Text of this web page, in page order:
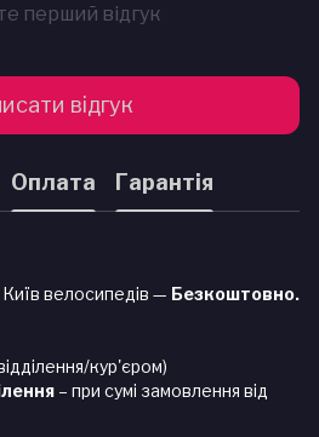
перший відгук
відгук
Оплата Гарантія
велосипедів — Безкоштовно.
кур'єром)
– при сумі замовлення від